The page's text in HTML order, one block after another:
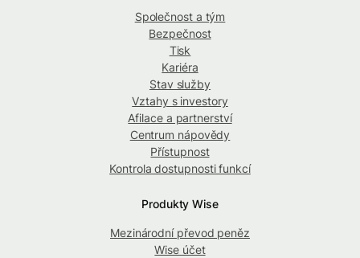
Společnost a tým
Bezpečnost
Tisk
Kariéra
Stav služby
Vztahy s investory
Afilace a partnerství
Centrum nápovědy
Přístupnost
Kontrola dostupnosti funkcí
Produkty Wise
Mezinárodní převod peněz
Wise účet